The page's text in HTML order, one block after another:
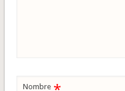
Nombre